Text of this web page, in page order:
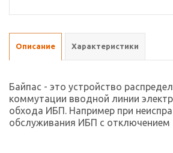
Описание Характеристики
Байпас - это устройство
коммутации вводной линии
обхода ИБП. Например при
обслуживания ИБП с отключением